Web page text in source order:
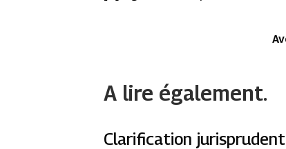
A lire également.
Clarification